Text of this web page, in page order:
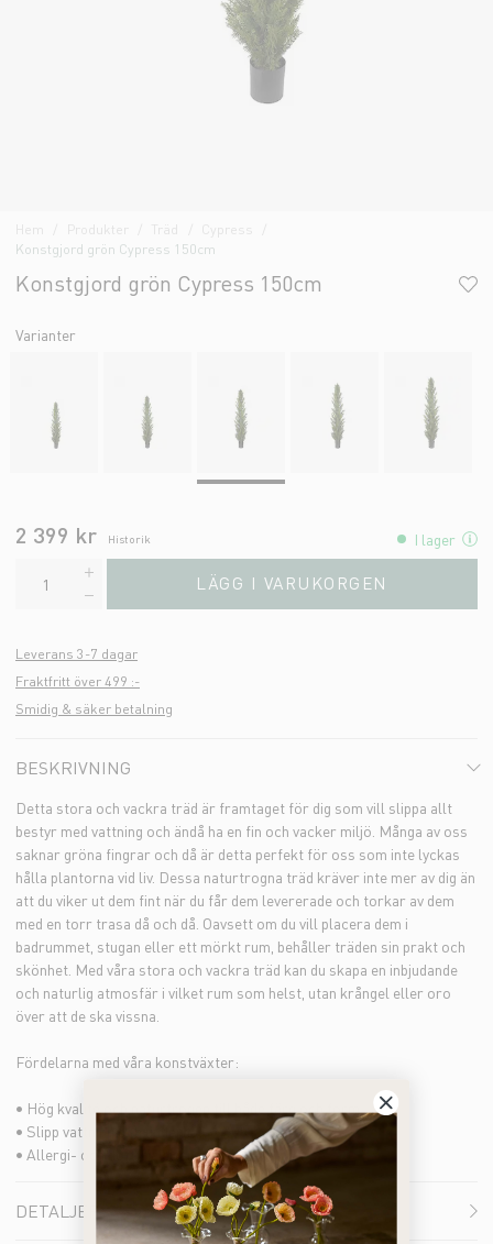
Hem Produkter Träd
Konstgjord grön Cypress 150cm
Konstgjord grön Cypress 150cm
Varianter
2 399 kr Historik I lager
LÄGG I VARUKORGEN
Leverans 3-7 dagar
Fraktfritt över 499 :-
Smidig & säker betalning
BESKRIVNING
Detta stora och vackra träd är framtaget för dig som vill slippa allt
bestyr med vattning och ändå ha en fin och vacker miljö. Många av oss
saknar gröna fingrar och då är detta perfekt för oss som inte lyckas
hålla plantorna vid liv. Dessa naturtrogna träd kräver inte mer av dig än
att du viker ut dem fint när du får dem levererade och torkar av dem
med en torr trasa då och då. Oavsett om du vill placera dem i
badrummet, stugan eller ett mörkt rum, behåller träden sin prakt och
skönhet. Med våra stora och vackra träd kan du skapa en inbjudande
och naturlig atmosfär i vilket rum som helst, utan krångel eller oro
över att de ska vissna.
Fördelarna med våra konstväxter:
• Hög kvalité och naturtrogen till både färg och form
• Slipp vattning och underhåll
• Allergi- och doftfria alternativ
DETALJER